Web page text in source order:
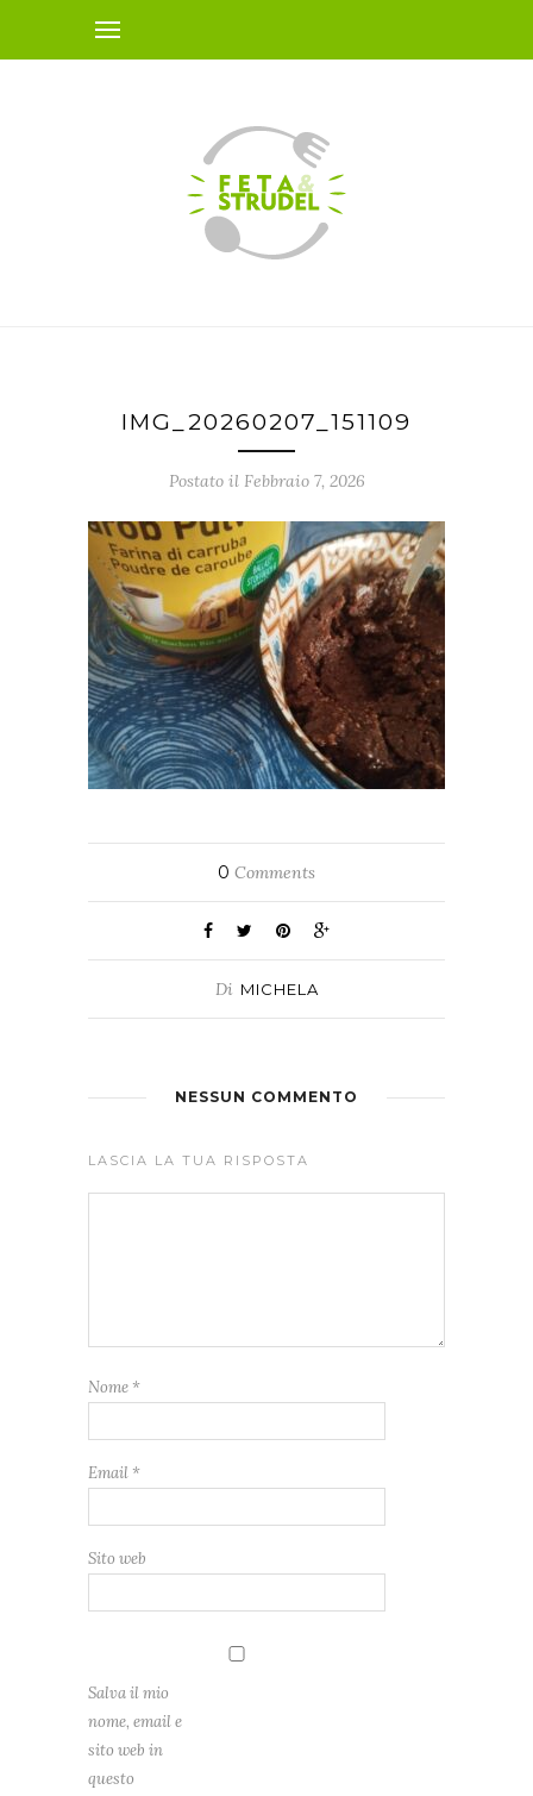
IMG_20260207_151109
Postato il Febbraio 7, 2026
0 Comments
Di MICHELA
NESSUN COMMENTO
LASCIA LA TUA RISPOSTA
Nome *
Email *
Sito web
Salva il mio
nome, email e
sito web in
questo